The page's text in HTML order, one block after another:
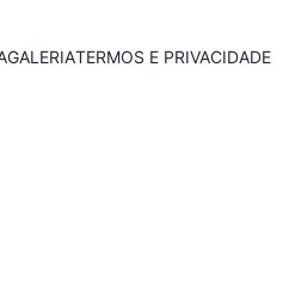
GALERIATERMOS E PRIVACIDADE